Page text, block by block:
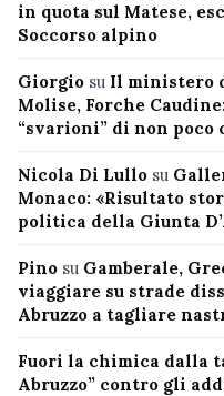
in quota sul Matese,
Soccorso alpino
Giorgio su Il ministero
Molise, Forche
“svarioni” di non poco
Nicola Di Lullo su
Monaco: «Risultato
politica della Giunta
Pino su Gamberale,
viaggiare su strade
Abruzzo a tagliare
Fuori la chimica dalla
Abruzzo” contro gli